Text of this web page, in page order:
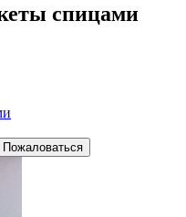
спицами
Пожаловаться